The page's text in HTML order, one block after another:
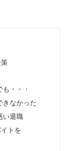
・・・
きなかった
い退職
トを